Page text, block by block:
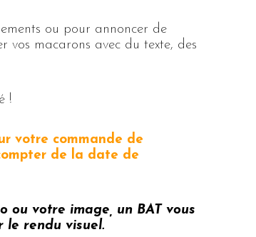
ou pour annoncer de
vos macarons avec du texte, des
!
votre commande de
de la date de
ou votre image, un BAT vous
le rendu visuel.